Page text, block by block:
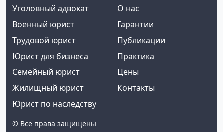
Уголовный адвокат
Военный юрист
Трудовой юрист
Юрист для бизнеса
Семейный юрист
Жилищный юрист
Юрист по наследству
О нас
Гарантии
Публикации
Практика
Цены
Контакты
© Все права защищены